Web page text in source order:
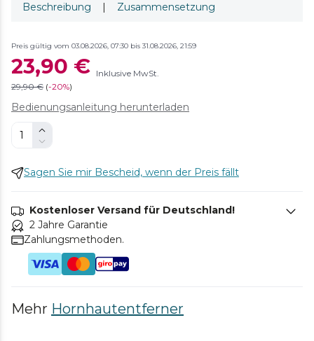
Beschreibung | Zusammensetzung
Preis gültig vom 03.08.2026, 07:30 bis 31.08.2026, 21:59
23,90 € Inklusive MwSt.
29,90 € (-20%)
Bedienungsanleitung herunterladen
Sagen Sie mir Bescheid, wenn der Preis fällt
Kostenloser Versand für Deutschland!
2 Jahre Garantie
Zahlungsmethoden.
Mehr Hornhautentferner